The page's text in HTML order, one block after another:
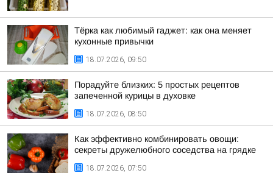
Тёрка как любимый гаджет: как она меняет
кухонные привычки
18.07.2026, 09:50
Порадуйте близких: 5 простых рецептов
запеченной курицы в духовке
18.07.2026, 08:50
Как эффективно комбинировать овощи:
секреты дружелюбного соседства на грядке
18.07.2026, 07:50